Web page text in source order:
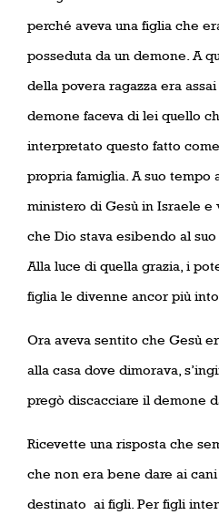
perché aveva una figlia che
posseduta da un demone. A
della povera ragazza era
demone faceva di lei quello
interpretato questo fatto
propria famiglia. A suo tempo
ministero di Gesù in Israele e
che Dio stava esibendo al
Alla luce di quella grazia, i
figlia le divenne ancor più
Ora aveva sentito che Gesù
alla casa dove dimorava,
pregò discacciare il demone
Ricevette una risposta che
che non era bene dare ai
destinato ai figli. Per figli